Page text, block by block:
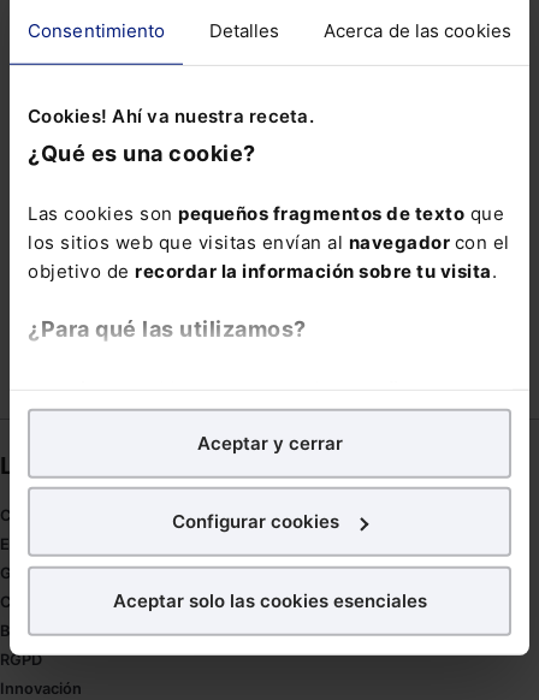
Consentimiento Detalles Acerca de las cookies
Cookies! Ahí va nuestra receta.
¿Qué es una cookie?
Las cookies son pequeños fragmentos de texto que
los sitios web que visitas envían al navegador con el
objetivo de recordar la información sobre tu visita.
¿Para qué las utilizamos?
analíticospara tratar demejorar tu experienciaen
nuestra página web. También con fines publicitarios,
para poder mostrarte publicidad y contenidos de tu
¿Qué puedes hacer?
en la web sea óptima
Puedes
Aceptar y cerrar
Configurar cookies
Aceptar solo las cookies esenciales
LIBRO BLANCO DE EMPLEO Y DISCAPACIDAD
PROGRAMA DE CUMPLIMIENTO NORMATIVO
REDUCCIÓN JORNADA LABORAL
SUBASTA JUDICIAL
THE ADMISSIBILITY FOR REGISTRATION OF SIGNS
Links directos
Coronavirus
Estudio de salud abogacía
Gestión de despachos
Compliance
Buenas Prácticas Tributarias
RGPD
Innovación